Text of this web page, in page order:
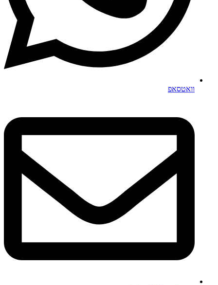
וואטסאפ